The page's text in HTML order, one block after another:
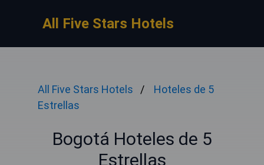
All Five Stars Hotels
All Five Stars Hotels
Hoteles de 5
Estrellas
Bogotá Hoteles de 5
Estrellas